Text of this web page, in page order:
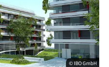
© IBO GmbH